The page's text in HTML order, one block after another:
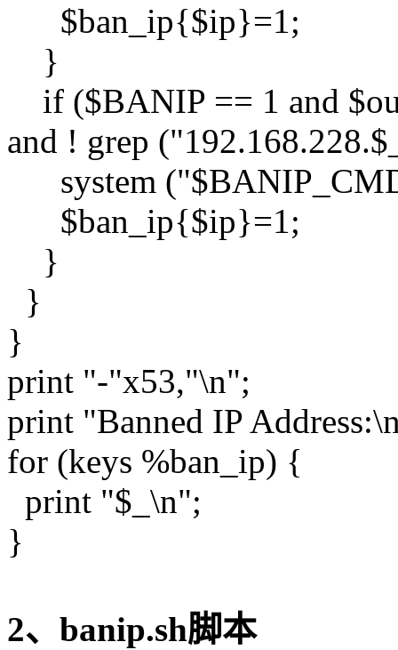
$ban_ip{$ip}=1;
}
if ($BANIP == 1 and
and ! grep
system
$ban_ip{$ip}=1;
}
}
}
print "-"x53,"\n";
print "Banned IP
for (keys %ban_ip) {
print "$_\n";
}
2、banip.sh脚本